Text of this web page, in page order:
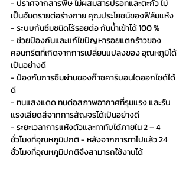
- ปราศจากสารพิษ ไม่ผสมสารปรอทและตะกั่ว ไม่
เป็นอันตรายต่อร่างกาย คุณประโยชน์ของฟิล์มแห้ง
- ระบบกันซึมชนิดไร้รอยต่อ กันน้ำเข้าได้ 100 %
- ช่วยป้องกันและแก้ไขปัญหารอยแตกร้าวของ
คอนกรีตที่เกิดจากการเปลี่ยนแปลงของ อุณหภูมิได้
เป็นอย่างดี
- ป้องกันการซึมผ่านของก๊าซคาร์บอนไดออกไซด์ได้
ดี
- ทนแสงแดด ทนต่อสภาพอากาศที่รุนแรง และรับ
แรงเสียดสีจากการสัญจรได้เป็นอย่างดี
- ระยะเวลาการแห้งตัวและทาทับได้ภายใน 2 – 4
ชั่วโมงที่อุณหภูมิปกติ - หลังจากการทาไปแล้ว 24
ชั่วโมงที่อุณหภูมิปกติจึงสามารถใช้งานได้